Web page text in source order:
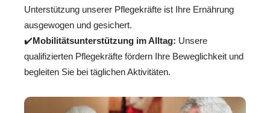
Unterstützung unserer Pflegekräfte ist Ihre Ernährung
ausgewogen und gesichert.
✔️Mobilitätsunterstützung im Alltag: Unsere
qualifizierten Pflegekräfte fördern Ihre Beweglichkeit und
begleiten Sie bei täglichen Aktivitäten.